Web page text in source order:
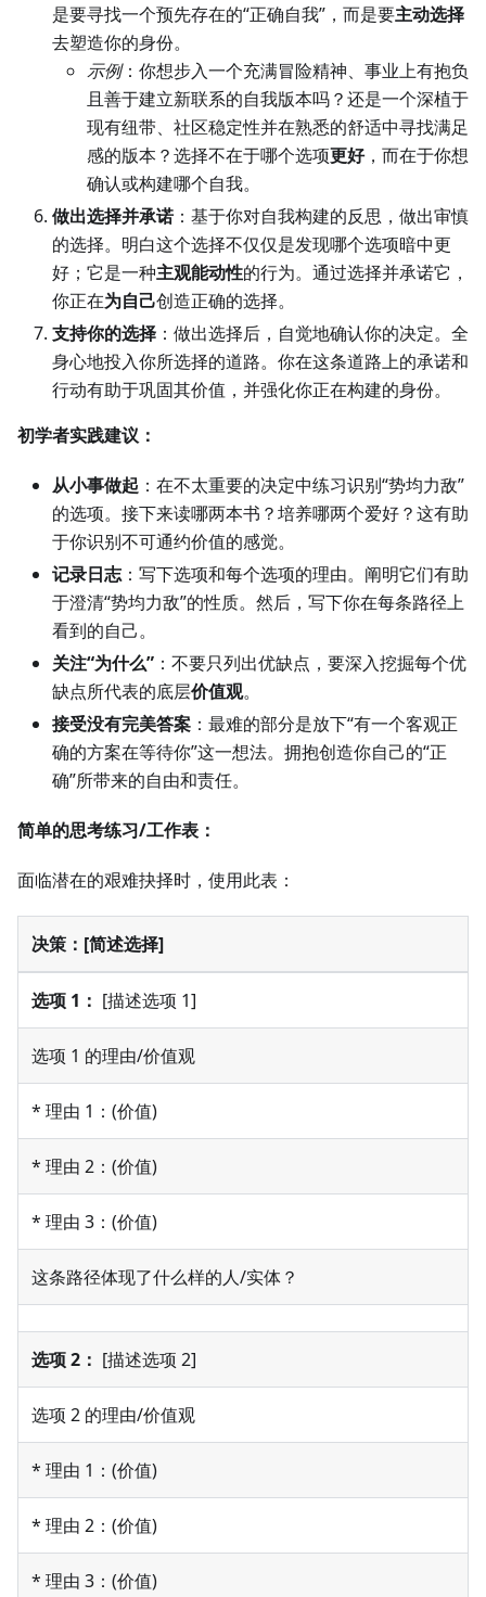
是要寻找一个预先存在的“正确自我”，而是要主动选择
去塑造你的身份。
示例：你想步入一个充满冒险精神、事业上有抱负
且善于建立新联系的自我版本吗？还是一个深植于
现有纽带、社区稳定性并在熟悉的舒适中寻找满足
感的版本？选择不在于哪个选项更好，而在于你想
确认或构建哪个自我。
做出选择并承诺 ：基于你对自我构建的反思，做出审慎
的选择。明白这个选择不仅仅是发现哪个选项暗中更
好；它是一种主观能动性的行为。通过选择并承诺它，
你正在为自己创造正确的选择。
支持你的选择 ：做出选择后，自觉地确认你的决定。全
身心地投入你所选择的道路。你在这条道路上的承诺和
行动有助于巩固其价值，并强化你正在构建的身份。
初学者实践建议：
从小事做起 ：在不太重要的决定中练习识别“势均力敌”
的选项。接下来读哪两本书？培养哪两个爱好？这有助
于你识别不可通约价值的感觉。
记录日志：写下选项和每个选项的理由。阐明它们有助
于澄清“势均力敌”的性质。然后，写下你在每条路径上
看到的自己。
关注“为什么” ：不要只列出优缺点，要深入挖掘每个优
缺点所代表的底层价值观。
接受没有完美答案 ：最难的部分是放下“有一个客观正
确的方案在等待你”这一想法。拥抱创造你自己的“正
确”所带来的自由和责任。
简单的思考练习/工作表：
面临潜在的艰难抉择时，使用此表：
决策：[简述选择]
选项 1： [描述选项 1]
选项 1 的理由/价值观
* 理由 1：(价值)
* 理由 2：(价值)
* 理由 3：(价值)
这条路径体现了什么样的人/实体？
选项 2： [描述选项 2]
选项 2 的理由/价值观
* 理由 1：(价值)
* 理由 2：(价值)
* 理由 3：(价值)